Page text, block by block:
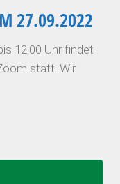
27.09.2022
12:00 Uhr findet
statt. Wir